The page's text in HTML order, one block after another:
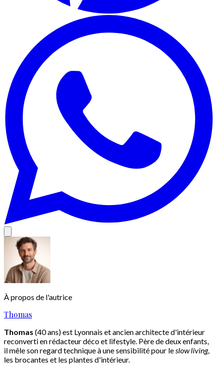
À propos de l'autrice
Thomas
Thomas (40 ans) est Lyonnais et ancien architecte d'intérieur
reconverti en rédacteur déco et lifestyle. Père de deux enfants,
il mêle son regard technique à une sensibilité pour leslow living,
les brocantes et les plantes d'intérieur.